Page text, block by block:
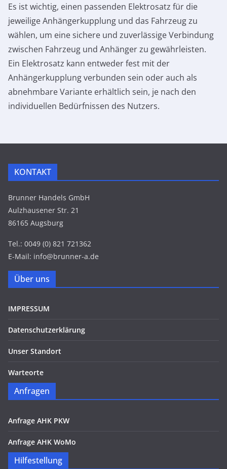
Es ist wichtig, einen passenden Elektrosatz für die
jeweilige Anhängerkupplung und das Fahrzeug zu
wählen, um eine sichere und zuverlässige Verbindung
zwischen Fahrzeug und Anhänger zu gewährleisten.
Ein Elektrosatz kann entweder fest mit der
Anhängerkupplung verbunden sein oder auch als
abnehmbare Variante erhältlich sein, je nach den
individuellen Bedürfnissen des Nutzers.
KONTAKT
Brunner Handels GmbH
Aulzhausener Str. 21
86165 Augsburg
Tel.: 0049 (0) 821 721362
E-Mail: info@brunner-a.de
Über uns
IMPRESSUM
Datenschutzerklärung
Unser Standort
Warteorte
Anfragen
Anfrage AHK PKW
Anfrage AHK WoMo
Hilfestellung